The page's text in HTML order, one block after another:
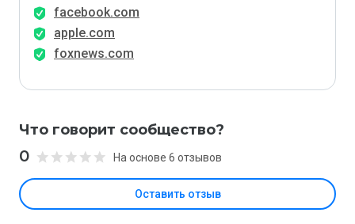
facebook.com
apple.com
foxnews.com
Что говорит сообщество?
0 На основе 6 отзывов
Оставить отзыв